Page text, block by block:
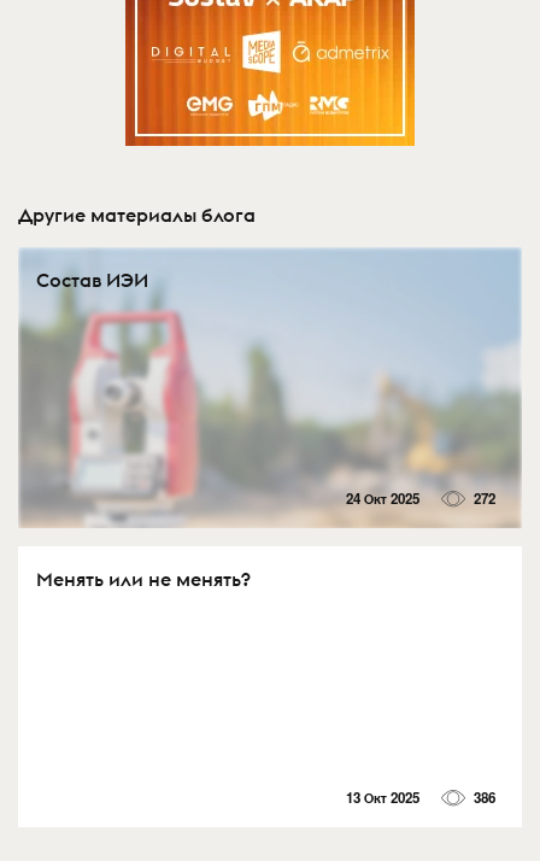
Другие материалы блога
Состав ИЭИ
24 Окт 2025 272
Менять или не менять?
13 Окт 2025 386